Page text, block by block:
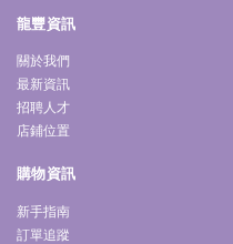
龍豐資訊
關於我們
最新資訊
招聘人才
店鋪位置
購物資訊
新手指南
訂單追蹤